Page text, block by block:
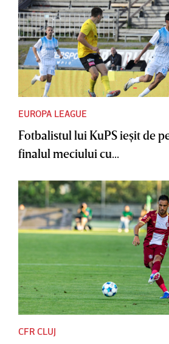
EUROPA LEAGUE
Fotbalistul lui KuPS ieşit de
finalul meciului cu...
CFR CLUJ